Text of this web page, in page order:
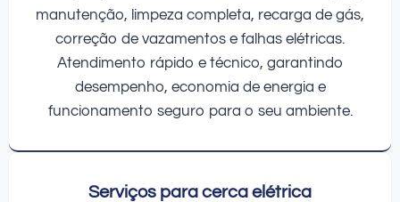
manutenção, limpeza completa, recarga de gás,
correção de vazamentos e falhas elétricas.
Atendimento rápido e técnico, garantindo
desempenho, economia de energia e
funcionamento seguro para o seu ambiente.
Serviços para cerca elétrica